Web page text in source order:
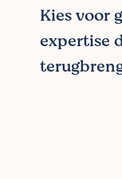
Kies voor
expertise